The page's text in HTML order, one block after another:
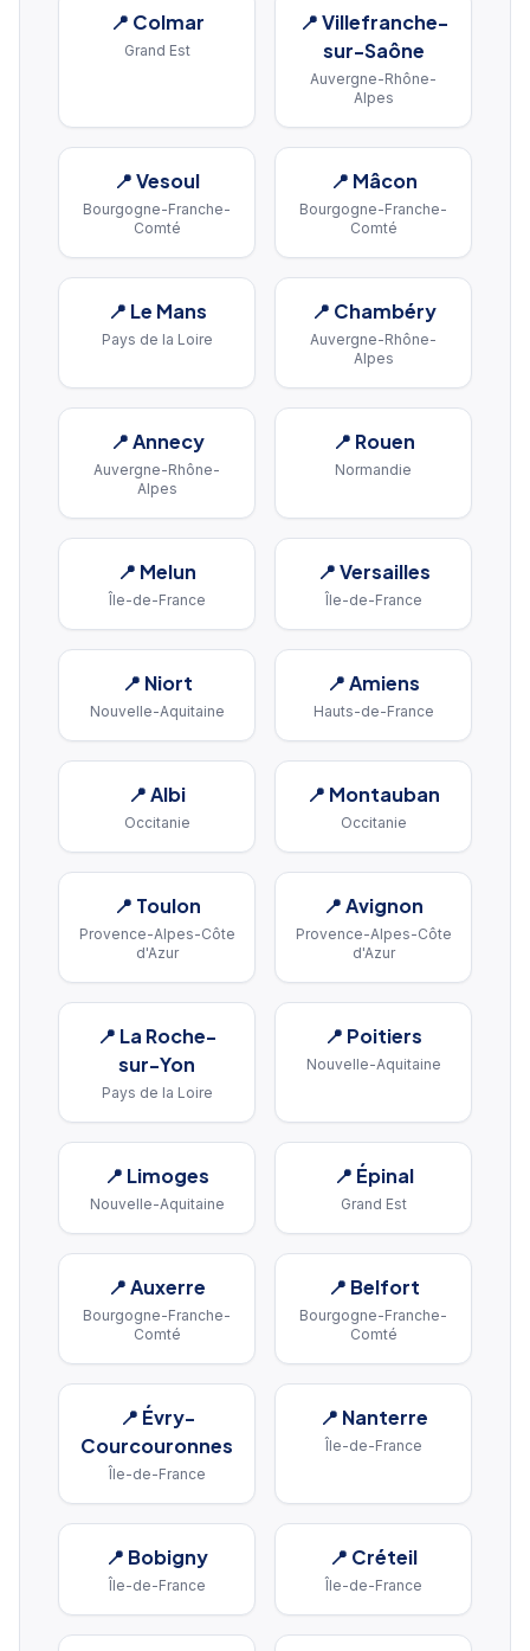
📍 Colmar
Grand Est
📍Villefranche-
sur-Saône
Auvergne-Rhône-
Alpes
📍Vesoul
Bourgogne-Franche-
Comté
📍 Mâcon
Bourgogne-Franche-
Comté
📍 Le Mans
Pays de la Loire
📍 Chambéry
Auvergne-Rhône-
Alpes
📍Annecy
Auvergne-Rhône-
Alpes
📍 Rouen
Normandie
📍 Melun
Île-de-France
📍Versailles
Île-de-France
📍 Niort
Nouvelle-Aquitaine
📍Amiens
Hauts-de-France
📍Albi
Occitanie
📍 Montauban
Occitanie
📍 Toulon
Provence-Alpes-Côte
d'Azur
📍Avignon
Provence-Alpes-Côte
d'Azur
📍 La Roche-
sur-Yon
Pays de la Loire
📍 Poitiers
Nouvelle-Aquitaine
📍 Limoges
Nouvelle-Aquitaine
📍 Épinal
Grand Est
📍Auxerre
Bourgogne-Franche-
Comté
📍 Belfort
Bourgogne-Franche-
Comté
📍 Évry-
Courcouronnes
Île-de-France
📍 Nanterre
Île-de-France
📍 Bobigny
Île-de-France
📍 Créteil
Île-de-France